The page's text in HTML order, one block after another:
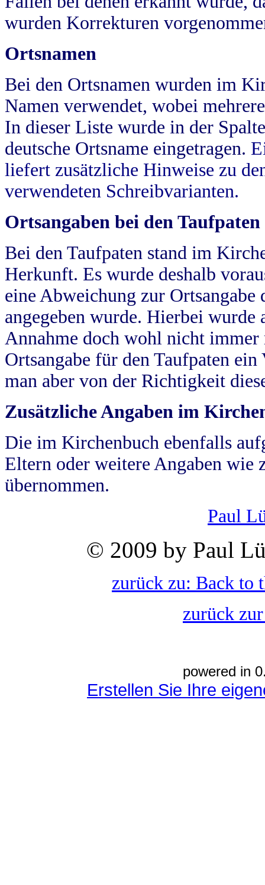
wurden Korrekturen
Ortsnamen
Bei den Ortsnamen wurden im
Namen verwendet, wobei
In dieser Liste wurde in der
deutsche Ortsname eingetragen.
liefert zusätzliche Hinweise zu
verwendeten Schreibvarianten.
Ortsangaben bei den Taufpaten
Bei den Taufpaten stand im
Herkunft. Es wurde deshalb
eine Abweichung zur
angegeben wurde. Hierbei wurde
Annahme doch wohl nicht
Ortsangabe für den Taufpaten
man aber von der Richtigkeit
Zusätzliche Angaben im
Die im Kirchenbuch ebenfalls
Eltern oder weitere Angaben wie
übernommen.
Paul
© 2009 by Paul
zurück zu: Back to
zurück
powered in
Erstellen Sie Ihre